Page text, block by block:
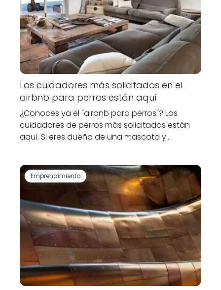
Los cuidadores más solicitados en el
airbnb para perros están aquí
¿Conoces ya el "airbnb para perros"? Los
cuidadores de perros más solicitados están
aquí. Si eres dueño de una mascota y…
Emprendimiento